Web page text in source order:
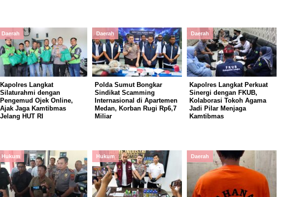
Daerah
Kapolres Langkat
Silaturahmi dengan
Pengemud Ojek Online,
Ajak Jaga Kamtibmas
Jelang HUT RI
Daerah
Polda Sumut Bongkar
Sindikat Scamming
Internasional di Apartemen
Medan, Korban Rugi Rp6,7
Miliar
Daerah
Kapolres Langkat Perkuat
Sinergi dengan FKUB,
Kolaborasi Tokoh Agama
Jadi Pilar Menjaga
Kamtibmas
Hukum Hukum Daerah